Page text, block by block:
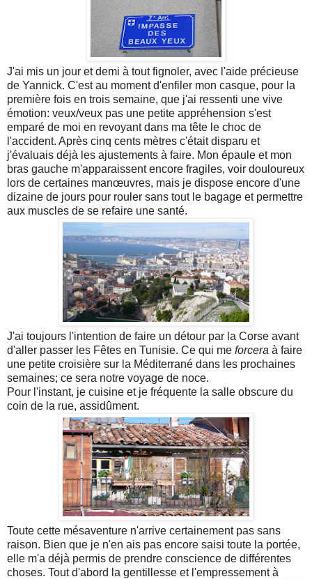
J'ai mis un jour et demi à tout fignoler, avec l'aide précieuse
de Yannick. C'est au moment d'enfiler mon casque, pour la
première fois en trois semaine, que j'ai ressenti une vive
émotion: veux/veux pas une petite appréhension s'est
emparé de moi en revoyant dans ma tête le choc de
l'accident. Après cinq cents mètres c'était disparu et
j'évaluais déjà les ajustements à faire. Mon épaule et mon
bras gauche m'apparaissent encore fragiles, voir douloureux
lors de certaines manœuvres, mais je dispose encore d'une
dizaine de jours pour rouler sans tout le bagage et permettre
aux muscles de se refaire une santé.
J'ai toujours l'intention de faire un détour par la Corse avant
d'aller passer les Fêtes en Tunisie. Ce qui me forcera à faire
une petite croisière sur la Méditerrané dans les prochaines
semaines; ce sera notre voyage de noce.
Pour l'instant, je cuisine et je fréquente la salle obscure du
coin de la rue, assidûment.
Toute cette mésaventure n'arrive certainement pas sans
raison. Bien que je n'en ais pas encore saisi toute la portée,
elle m'a déjà permis de prendre conscience de différentes
choses. Tout d'abord la gentillesse et l'empressement à